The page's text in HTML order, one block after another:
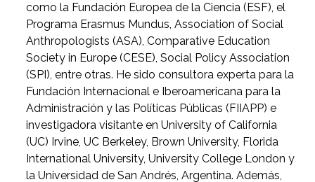
como la Fundación Europea de la Ciencia (ESF), el
Programa Erasmus Mundus, Association of Social
Anthropologists (ASA), Comparative Education
Society in Europe (CESE), Social Policy Association
(SPI), entre otras. He sido consultora experta para la
Fundación Internacional e Iberoamericana para la
Administración y las Políticas Públicas (FIIAPP) e
investigadora visitante en University of California
(UC) Irvine, UC Berkeley, Brown University, Florida
International University, University College London y
la Universidad de San Andrés, Argentina. Además,